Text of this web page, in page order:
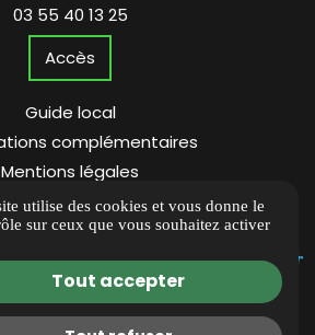
03 55 40 13 25
Accès
Guide local
complémentaires
Mentions légales
de confidentialité
des cookies
utilise des cookies et vous donne le
sur ceux que vous souhaitez activer
Tout accepter